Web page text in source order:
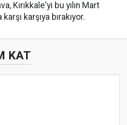
Kırıkkale'yi bu yılın Mart
karşıya bırakıyor.
KAT